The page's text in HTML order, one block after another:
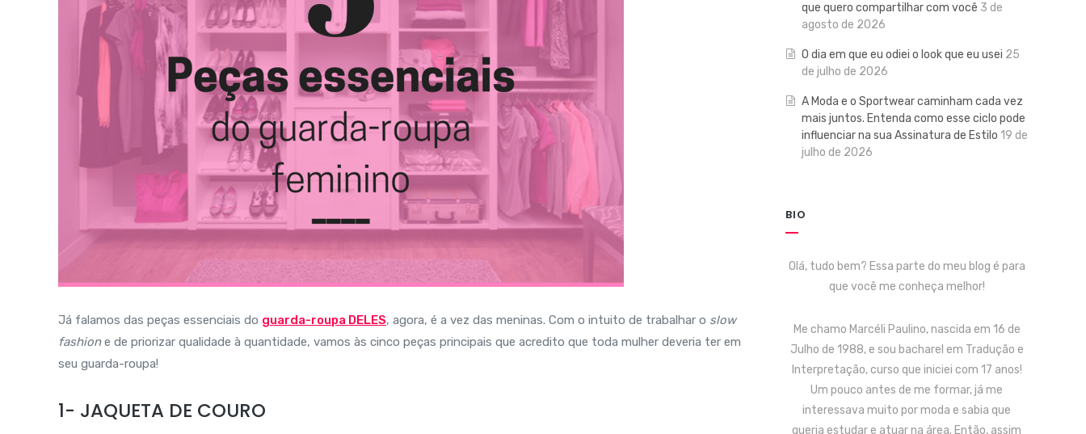
Já falamos das peças essenciais do guarda-roupa DELES, agora, é a vez das meninas. Com o intuito de trabalhar o slow
fashione de priorizar qualidade à quantidade, vamos às cinco peças principais que acredito que toda mulher deveria ter em
seu guarda-roupa!
1- JAQUETA DE COURO
que quero compartilhar com você 3 de
agosto de 2026
O dia em que eu odiei o look que eu usei 25
de julho de 2026
A Moda e o Sportwear caminham cada vez
mais juntos. Entenda como esse ciclo pode
influenciar na sua Assinatura de Estilo 19 de
julho de 2026
BIO
Olá, tudo bem? Essa parte do meu blog é para
que você me conheça melhor!
Me chamo Marcéli Paulino, nascida em 16 de
Julho de 1988, e sou bacharel em Tradução e
Interpretação, curso que iniciei com 17 anos!
Um pouco antes de me formar, já me
interessava muito por moda e sabia que
queria estudar e atuar na área. Então, assim